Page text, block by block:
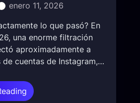
a
c
i
ó
d
e
enero 11, 2026
lo que pasó? En
una enorme filtración
aproximadamente a
de cuentas de Instagram,…